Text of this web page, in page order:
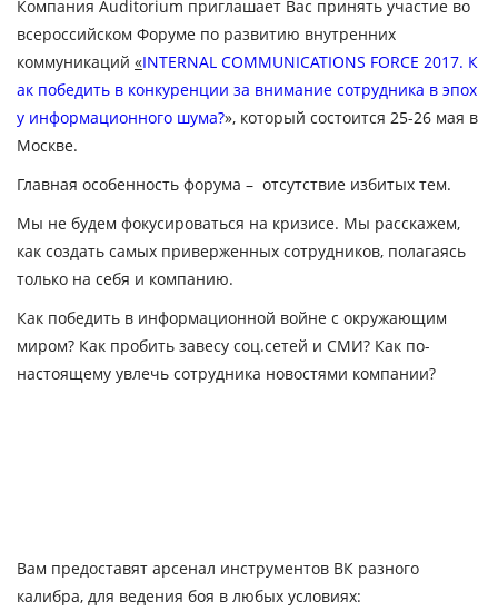
Компания Auditorium приглашает Вас принять участие во
всероссийском Форуме по развитию внутренних
коммуникаций «INTERNAL COMMUNICATIONS FORCE 2017. К
ак победить в конкуренции за внимание сотрудника в эпох
у информационного шума?», который состоится 25-26 мая в
Москве.
Главная особенность форума – отсутствие избитых тем.
Мы не будем фокусироваться на кризисе. Мы расскажем,
как создать самых приверженных сотрудников, полагаясь
только на себя и компанию.
Как победить в информационной войне с окружающим
миром? Как пробить завесу соц.сетей и СМИ? Как по-
настоящему увлечь сотрудника новостями компании?
Вам предоставят арсенал инструментов ВК разного
калибра, для ведения боя в любых условиях: